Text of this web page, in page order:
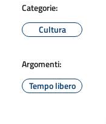
Categorie:
Cultura
Argomenti:
Tempo libero